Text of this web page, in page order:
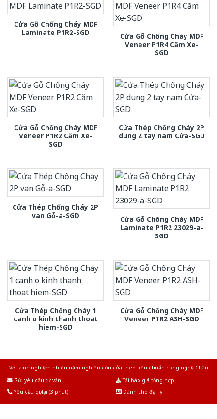
Cửa Gỗ Chống Cháy MDF
Laminate P1R2-SGD
Cửa Gỗ Chống Cháy MDF
Veneer P1R4 Căm Xe-
SGD
Cửa Gỗ Chống Cháy MDF
Veneer P1R2 Căm Xe-
SGD
Cửa Thép Chống Cháy 2P
dung 2 tay nam Cửa-SGD
Cửa Thép Chống Cháy 2P
van Gỗ-a-SGD
Cửa Gỗ Chống Cháy MDF
Laminate P1R2 23029-a-
SGD
Cửa Thép Chống Cháy 1
canh o kinh thanh thoat
hiem-SGD
Cửa Gỗ Chống Cháy MDF
Veneer P1R2 ASH-SGD
Với kinh nghiệm nhiêu năm nghiên cứu cửa theo tiêu chuẩn công nghệ Châu
Gửi yêu cầu tư vấn
Tải báo giá tổng hợp
Yêu cầu gọi lại (3 phút)
Dành cho đại lý